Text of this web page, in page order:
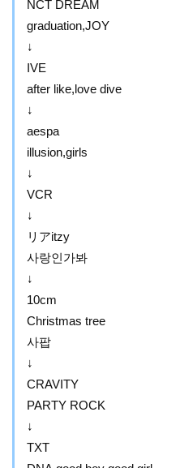
NCT DREAM
graduation,JOY
↓
IVE
after like,love dive
↓
aespa
illusion,girls
↓
VCR
↓
リアitzy
사랑인가봐
↓
10cm
Christmas tree
사팝
↓
CRAVITY
PARTY ROCK
↓
TXT